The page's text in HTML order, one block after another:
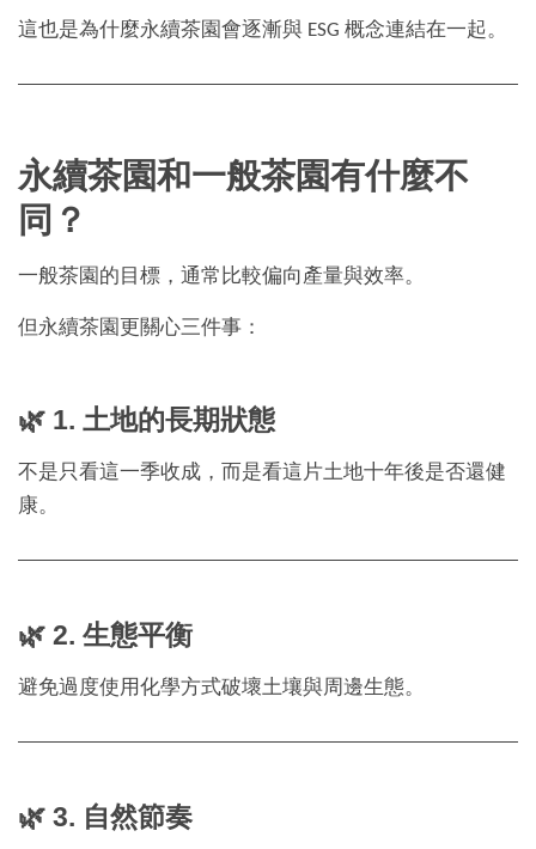
這也是為什麼永續茶園會逐漸與 ESG 概念連結在一起。
永續茶園和一般茶園有什麼不
同？
一般茶園的目標，通常比較偏向產量與效率。
但永續茶園更關心三件事：
🌿 1. 土地的長期狀態
不是只看這一季收成，而是看這片土地十年後是否還健
康。
🌿 2. 生態平衡
避免過度使用化學方式破壞土壤與周邊生態。
🌿 3. 自然節奏